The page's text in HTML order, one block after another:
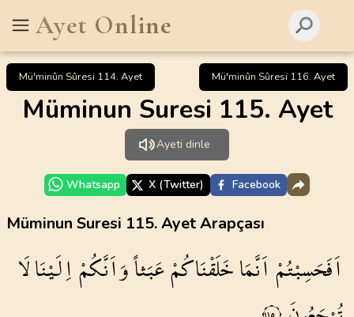
Ayet Online
Mü'minûn Sûresi 114. Ayet Mü'minûn Sûresi 116. Ayet
Müminun Suresi 115. Ayet
Ayeti dinle
Whatsapp X (Twitter) Facebook
Müminun Suresi 115. Ayet Arapçası
اَفَحَسِبْتُمْاَنَّمَاخَلَقْنَاكُمْعَبَثاًوَاَنَّكُمْاِلَيْنَالَا